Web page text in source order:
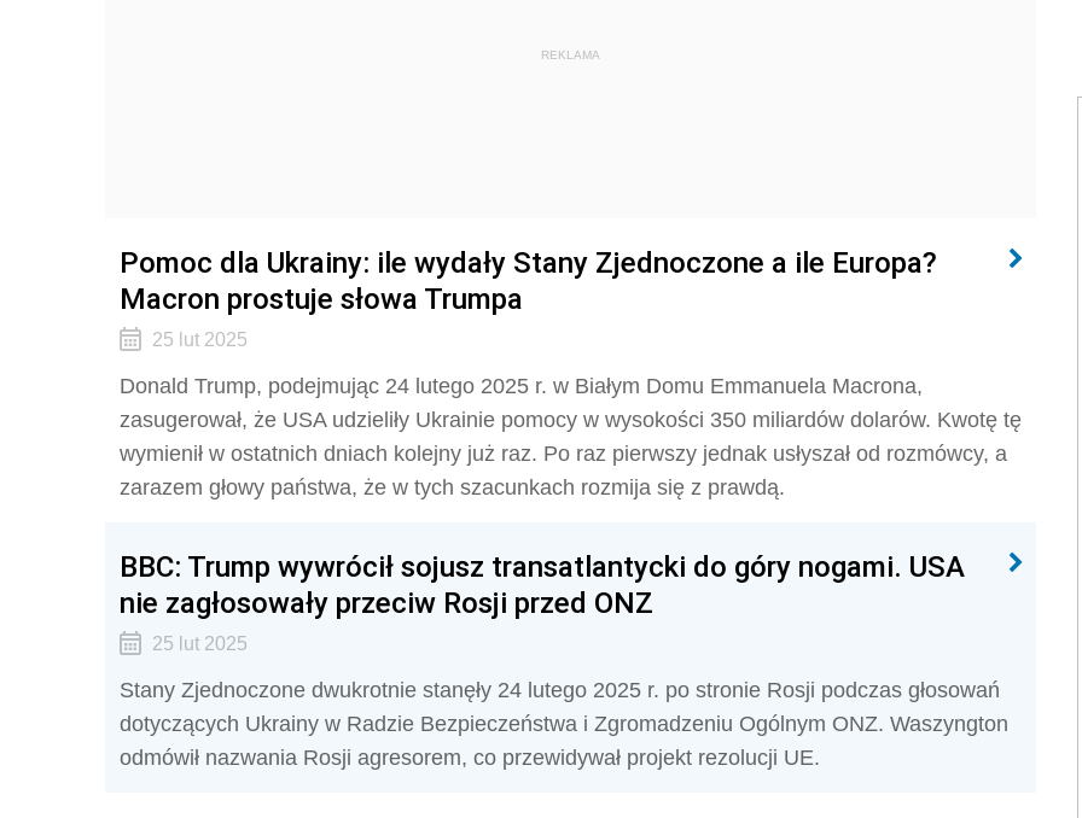
REKLAMA
Pomoc dla Ukrainy: ile wydały Stany Zjednoczone a ile Europa?
Macron prostuje słowa Trumpa
25 lut 2025
Donald Trump, podejmując 24 lutego 2025 r. w Białym Domu Emmanuela Macrona,
zasugerował, że USA udzieliły Ukrainie pomocy w wysokości 350 miliardów dolarów. Kwotę tę
wymienił w ostatnich dniach kolejny już raz. Po raz pierwszy jednak usłyszał od rozmówcy, a
zarazem głowy państwa, że w tych szacunkach rozmija się z prawdą.
BBC: Trump wywrócił sojusz transatlantycki do góry nogami. USA
nie zagłosowały przeciw Rosji przed ONZ
25 lut 2025
Stany Zjednoczone dwukrotnie stanęły 24 lutego 2025 r. po stronie Rosji podczas głosowań
dotyczących Ukrainy w Radzie Bezpieczeństwa i Zgromadzeniu Ogólnym ONZ. Waszyngton
odmówił nazwania Rosji agresorem, co przewidywał projekt rezolucji UE.